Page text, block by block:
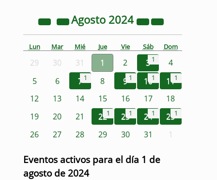
Agosto 2024
Lun Mar Mié Jue Vie Sáb Dom
29 30 31 1 2 3 1
4
5
6 7 1 8 9 1 101 111
12 13 14 15 16 17
18
19
20 21 221 231 241 251
26 27 28 29 30 31 1
Eventos activos para el día 1 de
agosto de 2024